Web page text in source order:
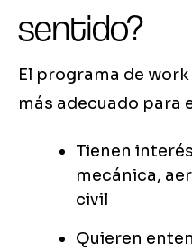
sentido?
El programa de
más adecuado para
Tienen
mecánica,
civil
Quieren